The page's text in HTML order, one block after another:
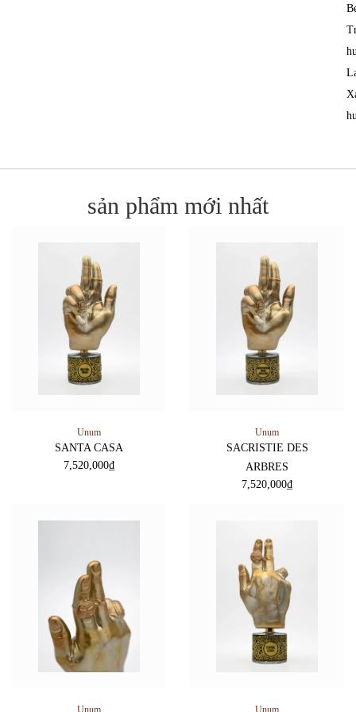
sản phẩm mới nhất
Unum
SANTA CASA
7,520,000₫
Unum
SACRISTIE DES
ARBRES
7,520,000₫